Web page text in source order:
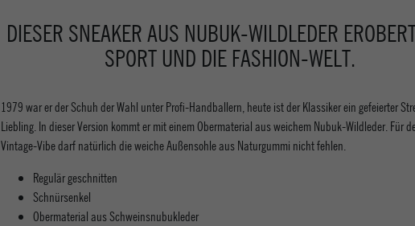
DIESER SNEAKER AUS NUBUK-WILDLEDER
SPORT UND DIE FASHION-WELT.
1979 war er der Schuh der Wahl unter Profi-Handballern, heute ist der Klassiker ein gefeierter
Liebling. In dieser Version kommt er mit einem Obermaterial aus weichem Nubuk-Wildleder. Für
Vintage-Vibe darf natürlich die weiche Außensohle aus Naturgummi nicht fehlen.
Regulär geschnitten
Schnürsenkel
Obermaterial aus Schweinsnubukleder